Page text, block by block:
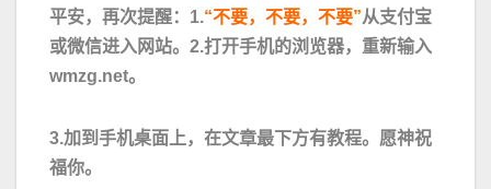
平安，再次提醒： 1.“不要，不要，不要”从支付宝
或微信进入网站。 2.打开手机的浏览器，重新输入
wmzg.net。
3.加到手机桌面上，在文章最下方有教程。 愿神祝
福你。